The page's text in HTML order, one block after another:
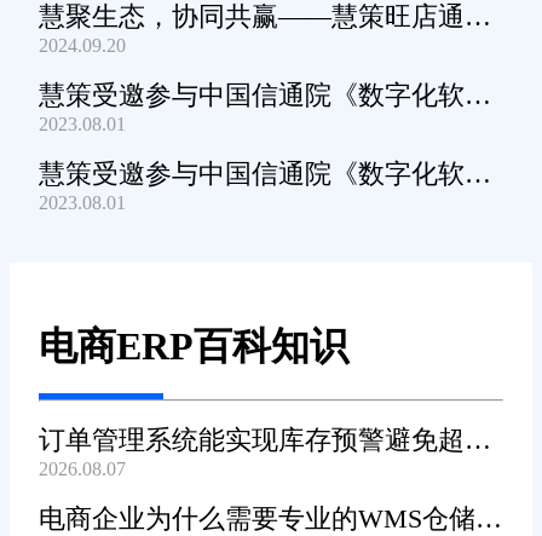
慧聚生态，协同共赢——慧策旺店通生
态交流会深圳站圆满举办
2024.09.20
慧策受邀参与中国信通院《数字化软件
产品及服务能力》规范编制工作
2023.08.01
慧策受邀参与中国信通院《数字化软件
产品及服务能力》规范编制工作
2023.08.01
电商ERP百科知识
订单管理系统能实现库存预警避免超卖
吗?
2026.08.07
电商企业为什么需要专业的WMS仓储管